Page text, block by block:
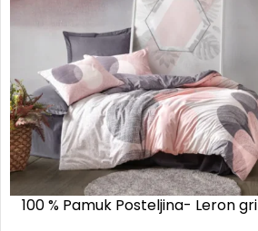
100 % Pamuk Posteljina- Leron gri